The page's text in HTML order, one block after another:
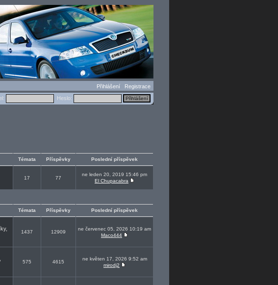
Přihlášení
Registrace
Heslo:
Témata Příspěvky Poslední příspěvek
17 77
ne leden 20, 2019 15:46 pm
El Chupacabra
Témata Příspěvky Poslední příspěvek
1437 12909
ne červenec 05, 2026 10:19 am
Maco444
575 4615
ne květen 17, 2026 9:52 am
mirodj2